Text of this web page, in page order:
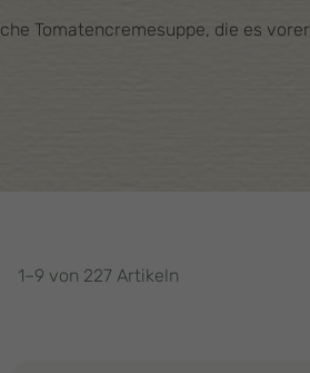
Tomatencremesuppe, die es
1–9 von 227 Artikeln